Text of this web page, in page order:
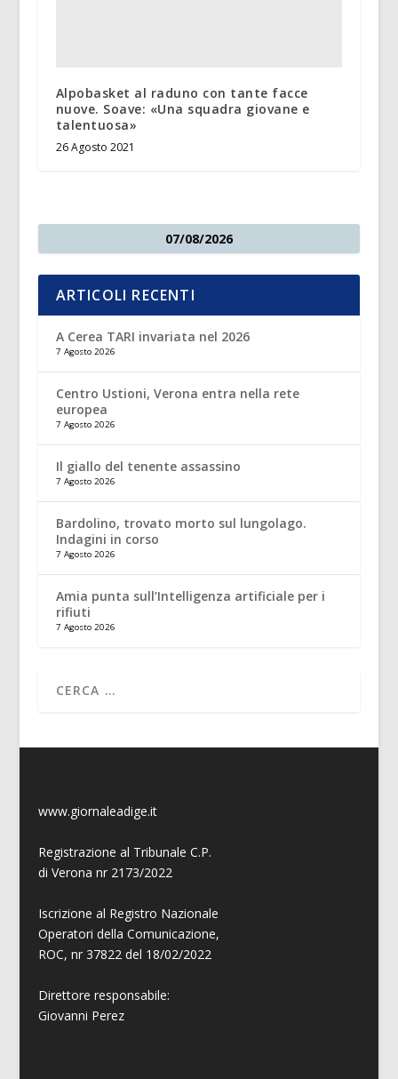
Alpobasket al raduno con tante facce
nuove. Soave: «Una squadra giovane e
talentuosa»
26 Agosto 2021
07/08/2026
ARTICOLI RECENTI
A Cerea TARI invariata nel 2026
7 Agosto 2026
Centro Ustioni, Verona entra nella rete
europea
7 Agosto 2026
Il giallo del tenente assassino
7 Agosto 2026
Bardolino, trovato morto sul lungolago.
Indagini in corso
7 Agosto 2026
Amia punta sull’Intelligenza artificiale per i
rifiuti
7 Agosto 2026
www.giornaleadige.it
Registrazione al Tribunale C.P.
di Verona nr 2173/2022
Iscrizione al Registro Nazionale
Operatori della Comunicazione,
ROC, nr 37822 del 18/02/2022
Direttore responsabile:
Giovanni Perez